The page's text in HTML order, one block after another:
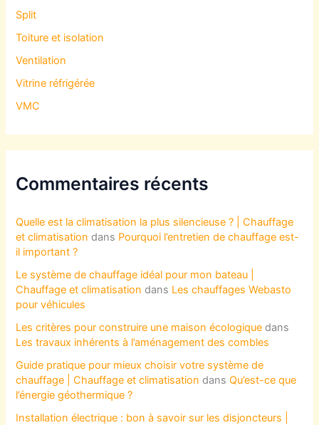
Split
Toiture et isolation
Ventilation
Vitrine réfrigérée
VMC
Commentaires récents
Quelle est la climatisation la plus silencieuse ? | Chauffage
et climatisation dans Pourquoi l’entretien de chauffage est-
il important ?
Le système de chauffage idéal pour mon bateau |
Chauffage et climatisation dans Les chauffages Webasto
pour véhicules
Les critères pour construire une maison écologique dans
Les travaux inhérents à l’aménagement des combles
Guide pratique pour mieux choisir votre système de
chauffage | Chauffage et climatisation dansQu’est-ce que
l’énergie géothermique ?
Installation électrique : bon à savoir sur les disjoncteurs |